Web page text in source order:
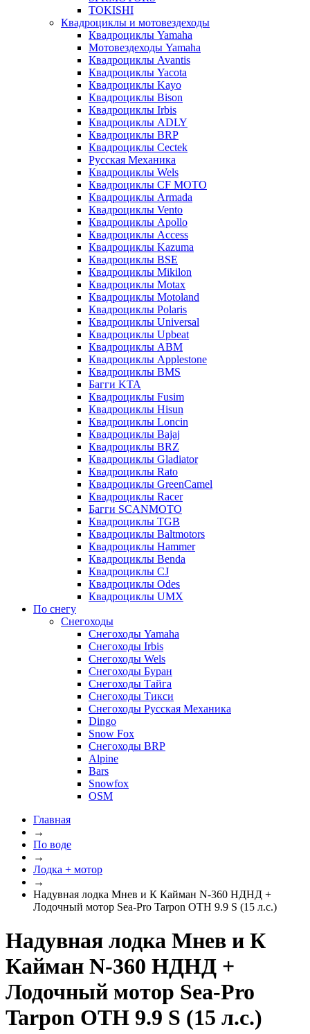
TOKISHI
Квадроциклы и мотовездеходы
Квадроциклы Yamaha
Мотовездеходы Yamaha
Квадроциклы Avantis
Квадроциклы Yacota
Квадроциклы Kayo
Квадроциклы Bison
Квадроциклы Irbis
Квадроциклы ADLY
Квадроциклы BRP
Квадроциклы Cectek
Русская Механика
Квадроциклы Wels
Квадроциклы CF MOTO
Квадроциклы Armada
Квадроциклы Vento
Квадроциклы Apollo
Квадроциклы Access
Квадроциклы Kazuma
Квадроциклы BSE
Квадроциклы Mikilon
Квадроциклы Motax
Квадроциклы Motoland
Квадроциклы Polaris
Квадроциклы Universal
Квадроциклы Upbeat
Квадроциклы ABM
Квадроциклы Applestone
Квадроциклы BMS
Багги KTA
Квадроциклы Fusim
Квадроциклы Hisun
Квадроциклы Loncin
Квадроциклы Bajaj
Квадроциклы BRZ
Квадроциклы Gladiator
Квадроциклы Rato
Квадроциклы GreenCamel
Квадроциклы Racer
Багги SCANMOTO
Квадроциклы TGB
Квадроциклы Baltmotors
Квадроциклы Hammer
Квадроциклы Benda
Квадроциклы CJ
Квадроциклы Odes
Квадроциклы UMX
По снегу
Снегоходы
Снегоходы Yamaha
Снегоходы Irbis
Снегоходы Wels
Снегоходы Буран
Снегоходы Тайга
Снегоходы Тикси
Снегоходы Русская Механика
Dingo
Snow Fox
Снегоходы BRP
Alpine
Bars
Snowfox
OSM
Главная
→
По воде
→
Лодка + мотор
→
Надувная лодка Мнев и К Кайман N-360 НДНД +
Лодочный мотор Sea-Pro Tarpon OTH 9.9 S (15 л.с.)
Надувная лодка Мнев и К
Кайман N-360 НДНД +
Лодочный мотор Sea-Pro
Tarpon OTH 9.9 S (15 л.с.)